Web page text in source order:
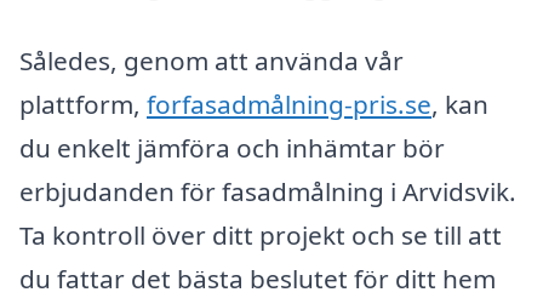
Således, genom att använda vår
plattform, forfasadmålning-pris.se, kan
du enkelt jämföra och inhämtar bör
erbjudanden för fasadmålning i Arvidsvik.
Ta kontroll över ditt projekt och se till att
du fattar det bästa beslutet för ditt hem